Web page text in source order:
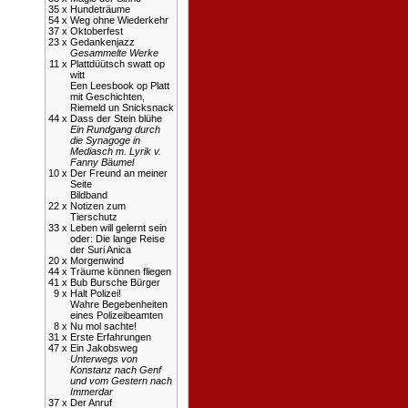
35 x Hundeträume
54 x Weg ohne Wiederkehr
37 x Oktoberfest
23 x Gedankenjazz
Gesammelte Werke
11 x Plattdüütsch swatt op
witt
Een Leesbook op Platt
mit Geschichten,
Riemeld un Snicksnack
44 x Dass der Stein blühe
Ein Rundgang durch
die Synagoge in
Mediasch m. Lyrik v.
Fanny Bäumel
10 x Der Freund an meiner
Seite
Bildband
22 x Notizen zum
Tierschutz
33 x Leben will gelernt sein
oder: Die lange Reise
der Suri Anica
20 x Morgenwind
44 x Träume können fliegen
41 x Bub Bursche Bürger
9 x Halt Polizei!
Wahre Begebenheiten
eines Polizeibeamten
8 x Nu mol sachte!
31 x Erste Erfahrungen
47 x Ein Jakobsweg
Unterwegs von
Konstanz nach Genf
und vom Gestern nach
Immerdar
37 x Der Anruf